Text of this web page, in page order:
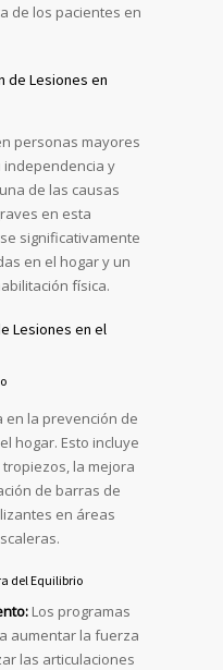
de los pacientes en
de Lesiones en
personas mayores
independencia y
de las causas
en esta
significativamente
en el hogar y un
física.
Lesiones en el
en la prevención de
hogar. Esto incluye
la mejora
de barras de
en áreas
del Equilibrio
Los programas
aumentar la fuerza
las articulaciones